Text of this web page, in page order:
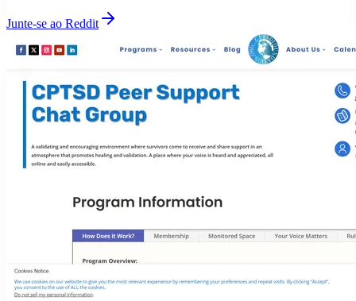
Junte-se ao Reddit